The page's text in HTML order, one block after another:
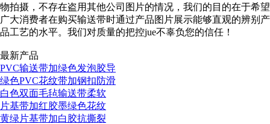
物拍摄，不存在盗用其他公司图片的情况，我们的目的在于希望
广大消费者在购买输送带时通过产品图片展示能够直观的辨别产
品工艺的水平。我们对质量的把控jue不辜负您的信任！
最新产品
PVC输送带加绿色发泡胶导
绿色PVC花纹带加钢扣防滑
白色双面毛毡输送带柔软
片基带加红胶墨绿色花纹
黄绿片基带加白胶抗撕裂